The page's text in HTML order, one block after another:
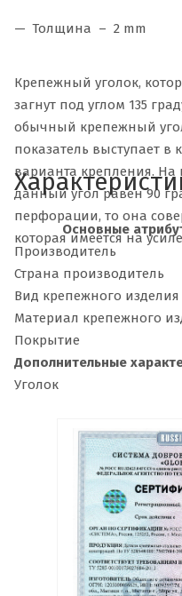
Толщина – 2 mm
Крепежный уголок,
загнут под углом 135
обычный крепежный
показатель выступает в
варианта крепления. На
данный угол равен 90
перфорации, то она
которая имеется на
Основные
Производитель
Страна производитель
Вид крепежного изделия
Материал крепежного
Покрытие
Дополнительные
Уголок